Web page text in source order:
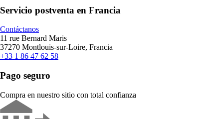
Servicio postventa en Francia
Contáctanos
11 rue Bernard Maris
37270 Montlouis-sur-Loire, Francia
+33 1 86 47 62 58
Pago seguro
Compra en nuestro sitio con total confianza